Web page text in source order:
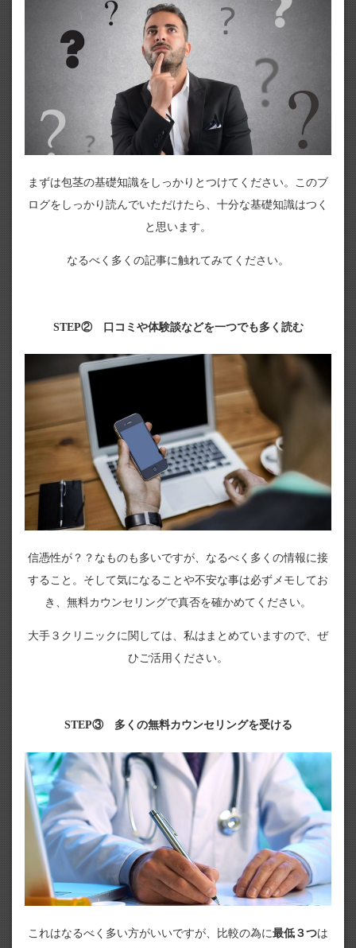
まずは包茎の基礎知識をしっかりとつけてください。このブ
ログをしっかり読んでいただけたら、十分な基礎知識はつく
と思います。
なるべく多くの記事に触れてみてください。
STEP② 口コミや体験談などを一つでも多く読む
信憑性が？？なものも多いですが、なるべく多くの情報に接
すること。そして気になることや不安な事は必ずメモしてお
き、無料カウンセリングで真否を確かめてください。
大手３クリニックに関しては、私はまとめていますので、ぜ
ひご活用ください。
STEP③ 多くの無料カウンセリングを受ける
これはなるべく多い方がいいですが、比較の為に最低３つは